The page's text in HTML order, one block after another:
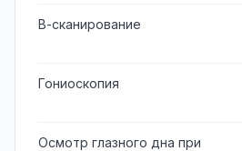
В-сканирование
Гониоскопия
Осмотр глазного дна при